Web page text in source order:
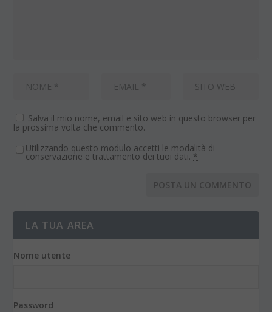
Salva il mio nome, email e sito web in questo browser per
la prossima volta che commento.
Utilizzando questo modulo accetti le modalità di
conservazione e trattamento dei tuoi dati. *
LA TUA AREA
Nome utente
Password